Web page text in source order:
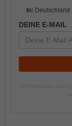
In: Deutschland
DEINE E-MAIL